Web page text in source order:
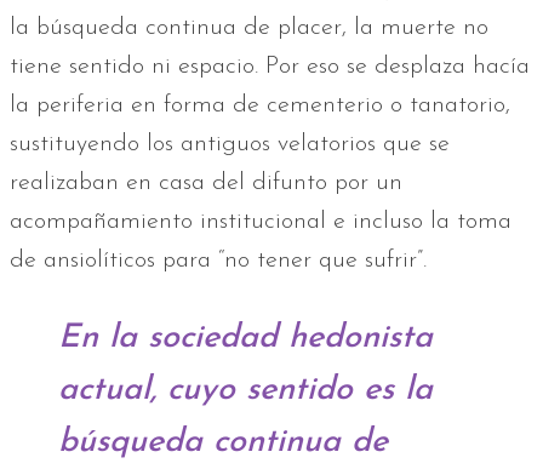
la búsqueda continua de placer, la muerte no
tiene sentido ni espacio. Por eso se desplaza hacía
la periferia en forma de cementerio o tanatorio,
sustituyendo los antiguos velatorios que se
realizaban en casa del difunto por un
acompañamiento institucional e incluso la toma
de ansiolíticos para “no tener que sufrir”.
En la sociedad hedonista
actual, cuyo sentido es la
búsqueda continua de